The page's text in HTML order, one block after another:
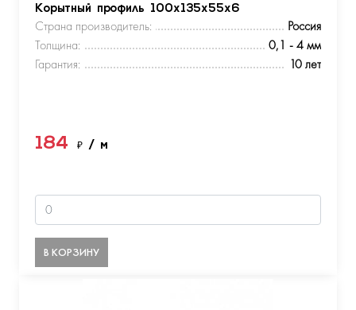
Корытный профиль 100х135х55х6
Страна производитель:
Россия
Толщина:
0,1 - 4 мм
Гарантия:
10 лет
184 ₽ / м
В КОРЗИНУ